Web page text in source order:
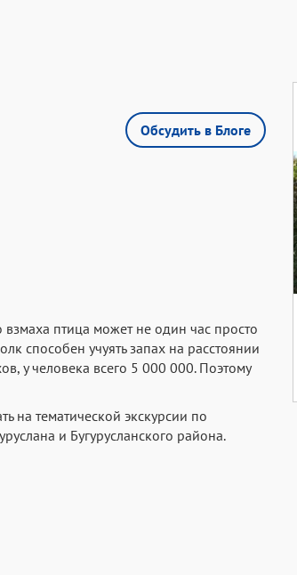
Обсудить в Блоге
птица может не один час просто
способен учуять запах на расстоянии
у человека всего 5 000 000. Поэтому
на тематической экскурсии по
и Бугурусланского района.